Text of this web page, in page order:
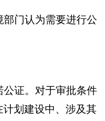
部门认为需要进行公
证。 对于审批条件
划建设中、涉及其